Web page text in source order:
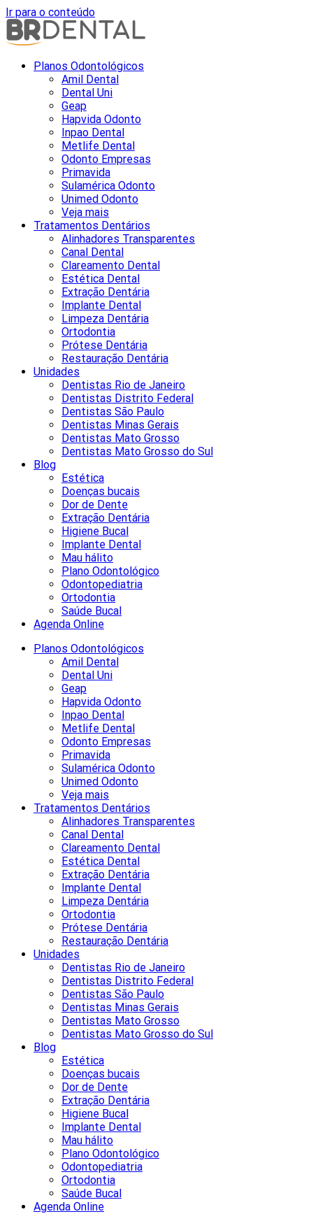
Ir para o conteúdo
Planos Odontológicos
Amil Dental
Dental Uni
Geap
Hapvida Odonto
Inpao Dental
Metlife Dental
Odonto Empresas
Primavida
Sulamérica Odonto
Unimed Odonto
Veja mais
Tratamentos Dentários
Alinhadores Transparentes
Canal Dental
Clareamento Dental
Estética Dental
Extração Dentária
Implante Dental
Limpeza Dentária
Ortodontia
Prótese Dentária
Restauração Dentária
Unidades
Dentistas Rio de Janeiro
Dentistas Distrito Federal
Dentistas São Paulo
Dentistas Minas Gerais
Dentistas Mato Grosso
Dentistas Mato Grosso do Sul
Blog
Estética
Doenças bucais
Dor de Dente
Extração Dentária
Higiene Bucal
Implante Dental
Mau hálito
Plano Odontológico
Odontopediatria
Ortodontia
Saúde Bucal
Agenda Online
Planos Odontológicos
Amil Dental
Dental Uni
Geap
Hapvida Odonto
Inpao Dental
Metlife Dental
Odonto Empresas
Primavida
Sulamérica Odonto
Unimed Odonto
Veja mais
Tratamentos Dentários
Alinhadores Transparentes
Canal Dental
Clareamento Dental
Estética Dental
Extração Dentária
Implante Dental
Limpeza Dentária
Ortodontia
Prótese Dentária
Restauração Dentária
Unidades
Dentistas Rio de Janeiro
Dentistas Distrito Federal
Dentistas São Paulo
Dentistas Minas Gerais
Dentistas Mato Grosso
Dentistas Mato Grosso do Sul
Blog
Estética
Doenças bucais
Dor de Dente
Extração Dentária
Higiene Bucal
Implante Dental
Mau hálito
Plano Odontológico
Odontopediatria
Ortodontia
Saúde Bucal
Agenda Online